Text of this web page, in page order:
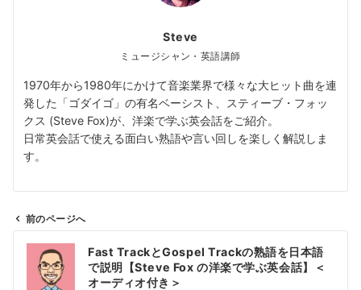
Steve
ミュージシャン・英語講師
1970年から1980年にかけて音楽業界で様々な大ヒット曲を連
発した「ゴダイゴ」の有名ベーシスト、スティーブ・フォッ
クス (Steve Fox)が、洋楽で学ぶ英会話をご紹介。
日常英会話で使える面白い熟語や言い回しを楽しく解説しま
す。
前のページへ
Fast TrackとGospel Trackの熟語を日本語
で説明【Steve Fox の洋楽で学ぶ英会話】＜
オーディオ付き＞